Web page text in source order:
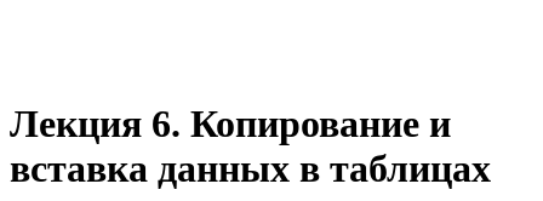
Лекция 6. Копирование и
вставка данных в таблицах